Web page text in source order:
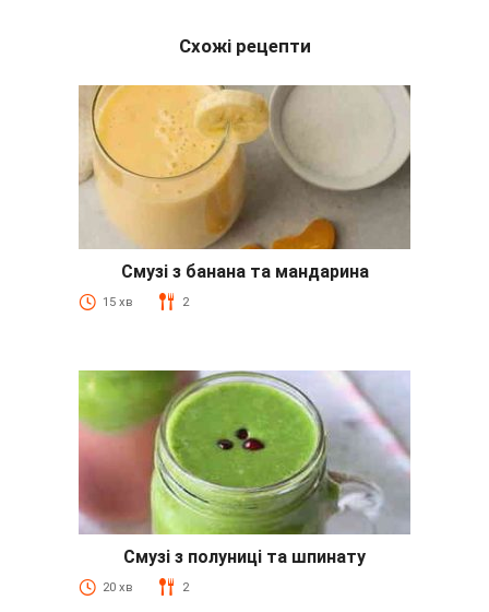
Схожі рецепти
Смузі з банана та мандарина
15 хв 2
Смузі з полуниці та шпинату
20 хв 2